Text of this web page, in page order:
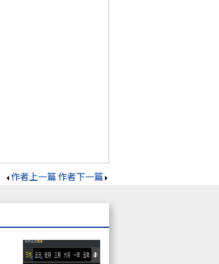
作者上一篇作者下一篇